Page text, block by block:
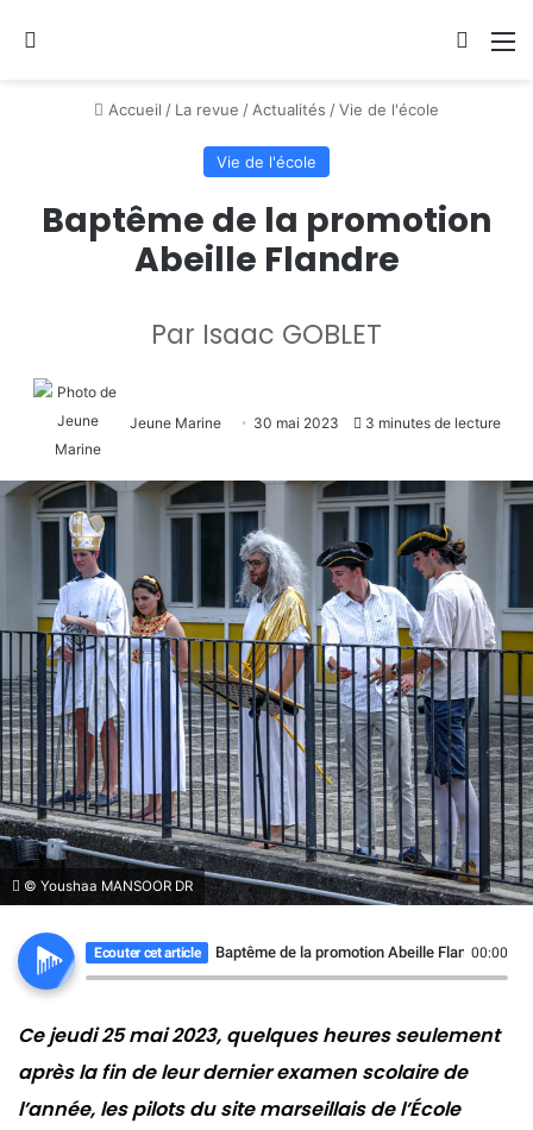
Accueil / La revue / Actualités /Vie de l'école
Vie de l'école
Baptême de la promotion
Abeille Flandre
Par Isaac GOBLET
Jeune Marine 30 mai 2023 3 minutes de lecture
© Youshaa MANSOOR DR
Ecouter cet article Baptême de la promotion Abeille Flandre00:00
Ce jeudi 25 mai 2023, quelques heures seulement
après la fin de leur dernier examen scolaire de
l’année, les pilots du site marseillais de l’École